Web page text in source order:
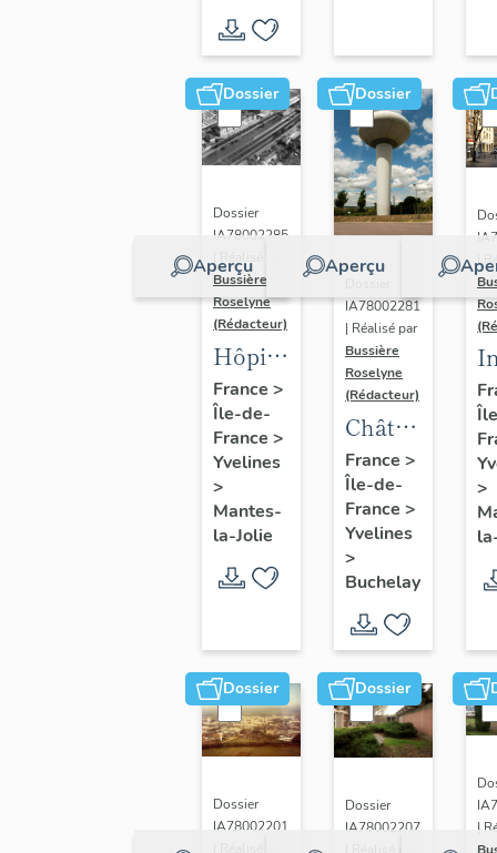
Dossier
Aperçu
Dossier
IA78002285
Bussière
Roselyne
(Rédacteur)
Hôpital
(détruit)
France >
Île-de-
France >
Yvelines
>
Mantes-
la-Jolie
Dossier
Aperçu
IA78002281
| Réalisé par
Bussière
Roselyne
(Rédacteur)
Château
d'eau
du Val
Fourré
France >
Île-de-
France >
Yvelines
>
Buchelay
|
>
Dossier
Dossier
IA78002201
Dossier
Dossier
IA78002207
|